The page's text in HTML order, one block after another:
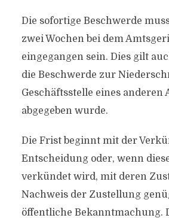
Die sofortige Beschwerde
zwei Wochen bei dem
eingegangen sein. Dies gilt
die Beschwerde zur
Geschäftsstelle eines anderen
abgegeben wurde.
Die Frist beginnt mit der
Entscheidung oder, wenn
verkündet wird, mit deren
Nachweis der Zustellung
öffentliche Bekanntmachung.